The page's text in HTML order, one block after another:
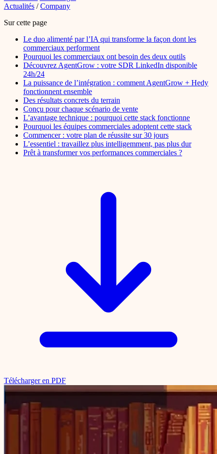
Actualités / Company
Sur cette page
Le duo alimenté par l’IA qui transforme la façon dont les
commerciaux performent
Pourquoi les commerciaux ont besoin des deux outils
Découvrez AgentGrow : votre SDR LinkedIn disponible
24h/24
La puissance de l’intégration : comment AgentGrow + Hedy
fonctionnent ensemble
Des résultats concrets du terrain
Conçu pour chaque scénario de vente
L’avantage technique : pourquoi cette stack fonctionne
Pourquoi les équipes commerciales adoptent cette stack
Commencer : votre plan de réussite sur 30 jours
L’essentiel : travaillez plus intelligemment, pas plus dur
Prêt à transformer vos performances commerciales ?
Télécharger en PDF